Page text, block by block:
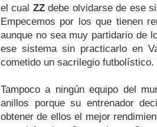
el cual ZZdebe olvidarse de ese
Empecemos por los que tienen
aunque no sea muy partidario de
ese sistema sin practicarlo en
cometido un sacrilegio
Tampoco a ningún equipo del
anillos porque su entrenador
obtener de ellos el mejor